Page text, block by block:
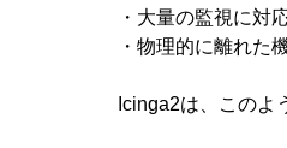
・大量の監視に対
・物理的に離れた
Icinga2は、このよ